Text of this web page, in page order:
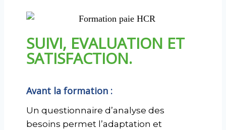
SUIVI, EVALUATION ET
SATISFACTION.
Avant la formation :
Un questionnaire d’analyse des
besoins permet l’adaptation et